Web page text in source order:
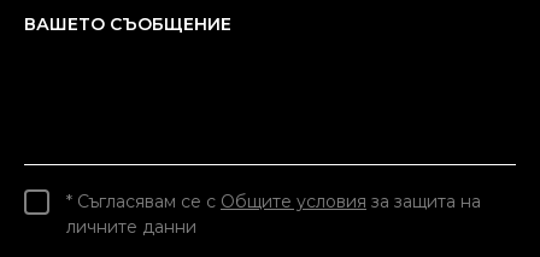
ВАШЕТО СЪОБЩЕНИЕ
* Съгласявам се с Общите условия за защита на
личните данни